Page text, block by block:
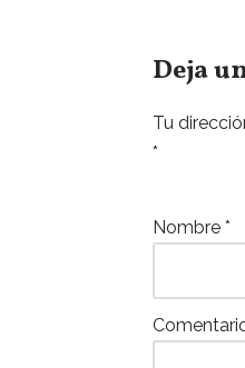
e
o
k
Deja
Tu
*
Nombre *